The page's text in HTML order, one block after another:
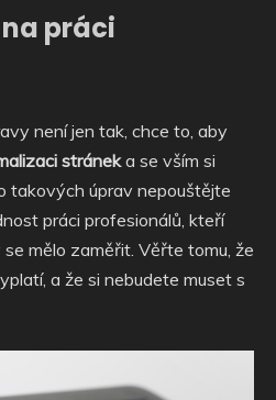
práci
není jen tak, chce to, aby
stráneka se vším si
takových úprav nepouštějte
práci profesionálů, kteří
mělo zaměřit. Věřte tomu, že
a že si nebudete muset s